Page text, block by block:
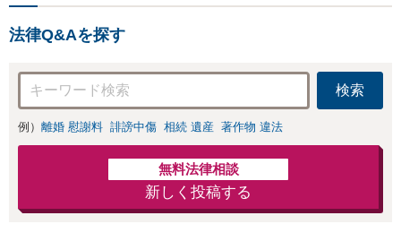
法律Q&Aを探す
検索
例） 離婚 慰謝料 誹謗中傷 相続 遺産 著作物 違法
無料法律相談
新しく投稿する